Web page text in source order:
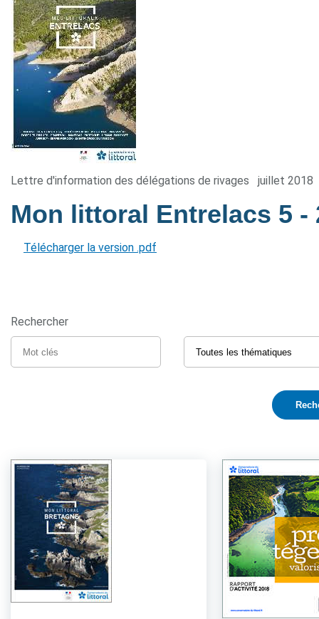
Lettre d'information des délégations de rivages juillet 2018
Mon littoral Entrelacs 5 -
Télécharger la version .pdf
Rechercher